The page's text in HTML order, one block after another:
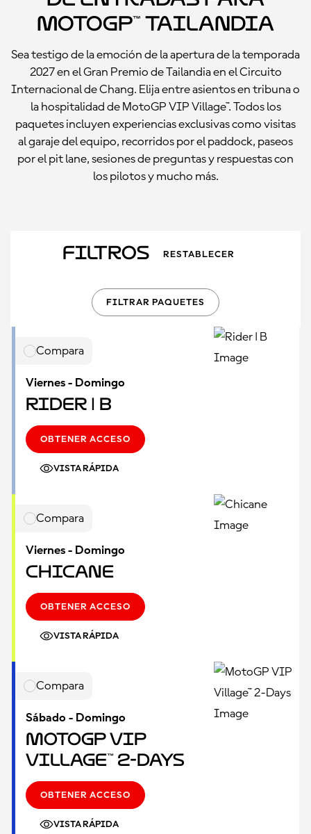
MotoGP™ Tailandia
Sea testigo de la emoción de la apertura de la temporada
2027 en el Gran Premio de Tailandia en el Circuito
Internacional de Chang. Elija entre asientos en tribuna o
la hospitalidad de MotoGP VIP Village™. Todos los
paquetes incluyen experiencias exclusivas como visitas
al garaje del equipo, recorridos por el paddock, paseos
por el pit lane, sesiones de preguntas y respuestas con
los pilotos y mucho más.
Filtros RESTABLECER
FILTRAR PAQUETES
Compara
Viernes - Domingo
Rider | B
OBTENER ACCESO
VISTA RÁPIDA
Compara
Viernes - Domingo
Chicane
OBTENER ACCESO
VISTA RÁPIDA
Compara
Sábado - Domingo
MotoGP VIP
Village™ 2-Days
OBTENER ACCESO
VISTA RÁPIDA